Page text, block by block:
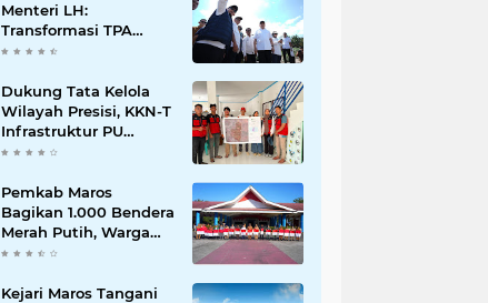
Menteri LH:
Transformasi TPA
Tamangapa Makassar
Nasional
Dukung Tata Kelola
Wilayah Presisi, KKN-T
Infrastruktur PU
Unhas Gel. 116
Dusun Berbasis GIS ke
Desa Bonto Matene
Pemkab Maros
Bagikan 1.000 Bendera
Merah Putih, Warga
Kurang Mampu Jadi
Kejari Maros Tangani